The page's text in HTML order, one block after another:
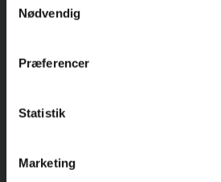
Nødvendig
Præferencer
Statistik
Marketing